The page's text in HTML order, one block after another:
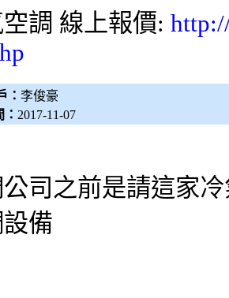
空調 線上報價:
： 李俊豪
2017-11-07
司之前是請這家
備